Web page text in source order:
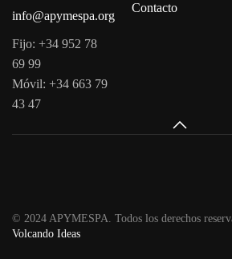
info@apymespa.org
Fijo: +34 952 78
69 99
Móvil: +34 663 79
43 47
Contacto
© 2024 APYMESPA. Todos los derechos
Volcando Ideas